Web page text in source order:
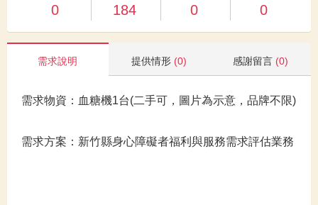
0 184 0 0
需求說明 提供情形 (0) 感謝留言 (0)
需求物資：血糖機1台(二手可，圖片為示意，品牌不限)
需求方案：新竹縣身心障礙者福利與服務需求評估業務